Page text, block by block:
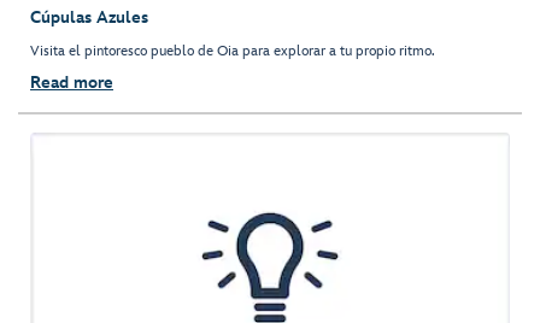
Cúpulas Azules
Visita el pintoresco pueblo de Oia para explorar a tu propio ritmo.
Read more